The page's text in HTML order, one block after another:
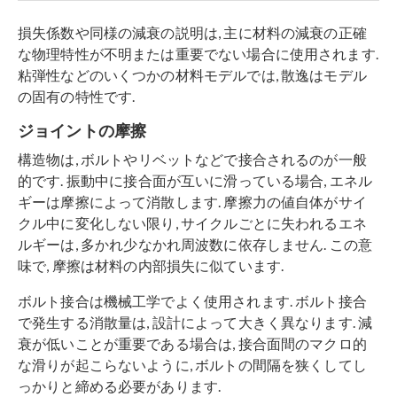
損失係数や同様の減衰の説明は, 主に材料の減衰の正確
な物理特性が不明または重要でない場合に使用されます.
粘弾性などのいくつかの材料モデルでは, 散逸はモデル
の固有の特性です.
ジョイントの摩擦
構造物は, ボルトやリベットなどで接合されるのが一般
的です. 振動中に接合面が互いに滑っている場合, エネル
ギーは摩擦によって消散します. 摩擦力の値自体がサイ
クル中に変化しない限り, サイクルごとに失われるエネ
ルギーは, 多かれ少なかれ周波数に依存しません. この意
味で, 摩擦は材料の内部損失に似ています.
ボルト接合は機械工学でよく使用されます. ボルト接合
で発生する消散量は, 設計によって大きく異なります. 減
衰が低いことが重要である場合は, 接合面間のマクロ的
な滑りが起こらないように, ボルトの間隔を狭くしてし
っかりと締める必要があります.